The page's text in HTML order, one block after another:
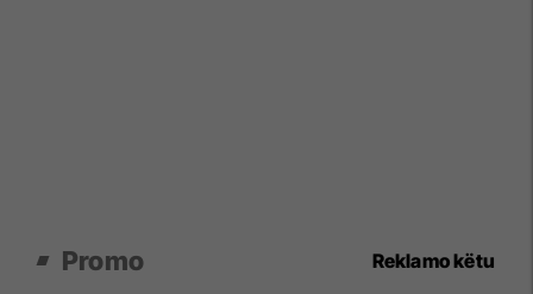
Promo Reklamo këtu